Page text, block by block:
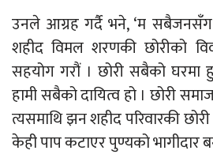
उनले आग्रह गर्दै भने, ‘म सबैजनसँग
शहीद विमल शरणकी छोरीको
सहयोग गरौं । छोरी सबैको घरमा
हामी सबैको दायित्व हो । छोरी
त्यसमाथि झन शहीद परिवारकी छोरी
केही पाप कटाएर पुण्यको भागीदार